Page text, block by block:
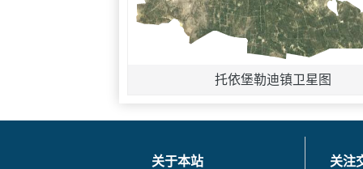
托依堡勒迪镇卫星图
关于本站 关注